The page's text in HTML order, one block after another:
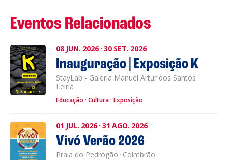
Eventos Relacionados
08 JUN. 2026 · 30 SET. 2026
Inauguração | Exposição K
StayLab - Galeria Manuel Artur dos Santos ·
Leiria
Educação Cultura Exposição
01 JUL. 2026 · 31 AGO. 2026
Vivó Verão 2026
Praia do Pedrógão · Coimbrão